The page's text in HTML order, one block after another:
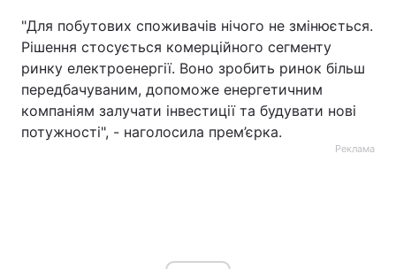
"Для побутових споживачів нічого не змінюється.
Рішення стосується комерційного сегменту
ринку електроенергії. Воно зробить ринок більш
передбачуваним, допоможе енергетичним
компаніям залучати інвестиції та будувати нові
потужності", - наголосила прем’єрка.
Реклама